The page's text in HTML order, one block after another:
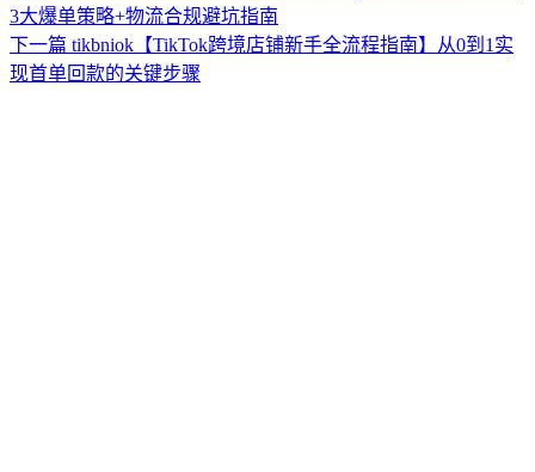
3大爆单策略+物流合规避坑指南​
下一篇 tikbniok【TikTok跨境店铺新手全流程指南】从0到1实
现首单回款的关键步骤